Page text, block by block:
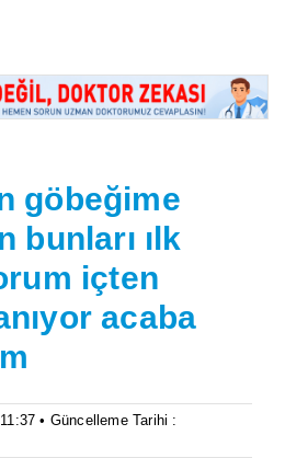
göbeğime
bunları ılk
içten
acaba
• Güncelleme Tarihi :